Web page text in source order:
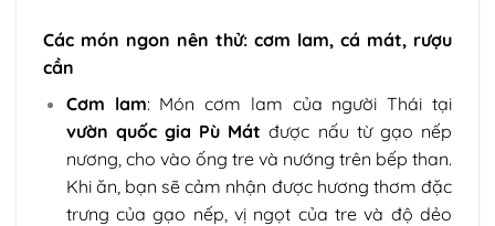
Các món ngon nên thử: cơm lam, cá mát, rượu
cần
Cơm lam: Món cơm lam của người Thái tại
vườn quốc gia Pù Mát được nấu từ gạo nếp
nương, cho vào ống tre và nướng trên bếp than.
Khi ăn, bạn sẽ cảm nhận được hương thơm đặc
trưng của gạo nếp, vị ngọt của tre và độ dẻo